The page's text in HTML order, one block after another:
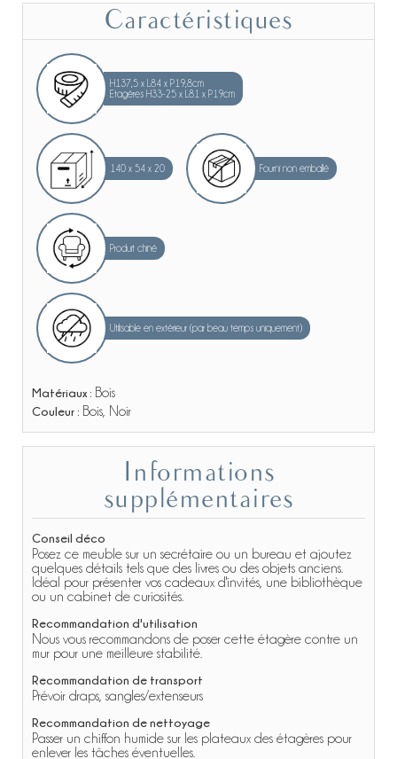
Caractéristiques
H137,5 x L84 x P19,8cm
Etagères H33-25 x L81 x P19cm
140 x 54 x 20 Fourni non emballé
Produit chiné
Utilisable en extérieur (par beau temps uniquement)
Matériaux : Bois
Couleur : Bois, Noir
supplémentaires
Conseil déco
Posez ce meuble sur un secrétaire ou un bureau et ajoutez
quelques détails tels que des livres ou des objets anciens.
Idéal pour présenter vos cadeaux d'invités, une bibliothèque
ou un cabinet de curiosités.
Recommandation d'utilisation
Nous vous recommandons de poser cette étagère contre un
mur pour une meilleure stabilité.
Recommandation de transport
Prévoir draps, sangles/extenseurs
Recommandation de nettoyage
Passer un chiffon humide sur les plateaux des étagères pour
enlever les tâches éventuelles.